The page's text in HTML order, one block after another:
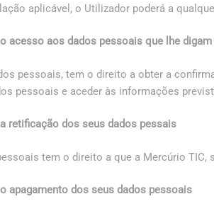
aplicável, o Utilizador poderá a
acesso aos dados pessoais que lhe
pessoais, tem o direito a obter a
pessoais e aceder às informações
retificação dos seus dados pessais
tem o direito a que a Mercúrio
apagamento dos seus dados pessoais